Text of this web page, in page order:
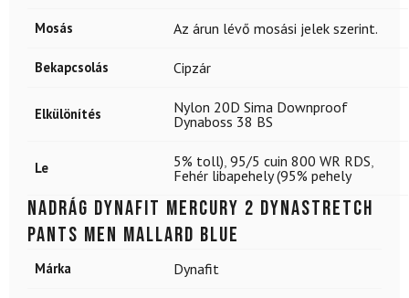
Mosás Az árun lévő mosási jelek szerint.
Bekapcsolás Cipzár
Elkülönítés
Nylon 20D Sima Downproof
Dynaboss 38 BS
Le 5% toll), 95/5 cuin 800 WR RDS,
Fehér libapehely (95% pehely
Nadrág DYNAFIT Mercury 2 Dynastretch
Pants Men Mallard Blue
Márka Dynafit